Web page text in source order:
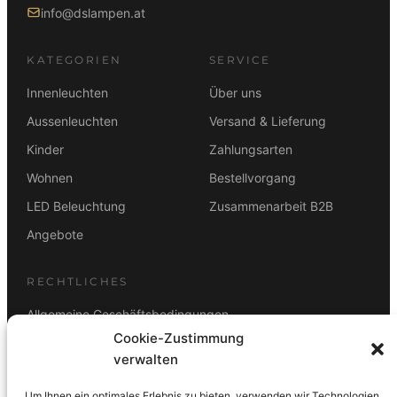
Cookie-Zustimmung
verwalten
info@dslampen.at
KATEGORIEN
Innenleuchten
Aussenleuchten
Kinder
Wohnen
LED Beleuchtung
Angebote
SERVICE
Über uns
Versand & Lieferung
Zahlungsarten
Bestellvorgang
Zusammenarbeit B2B
RECHTLICHES
Allgemeine Geschäftsbedingungen